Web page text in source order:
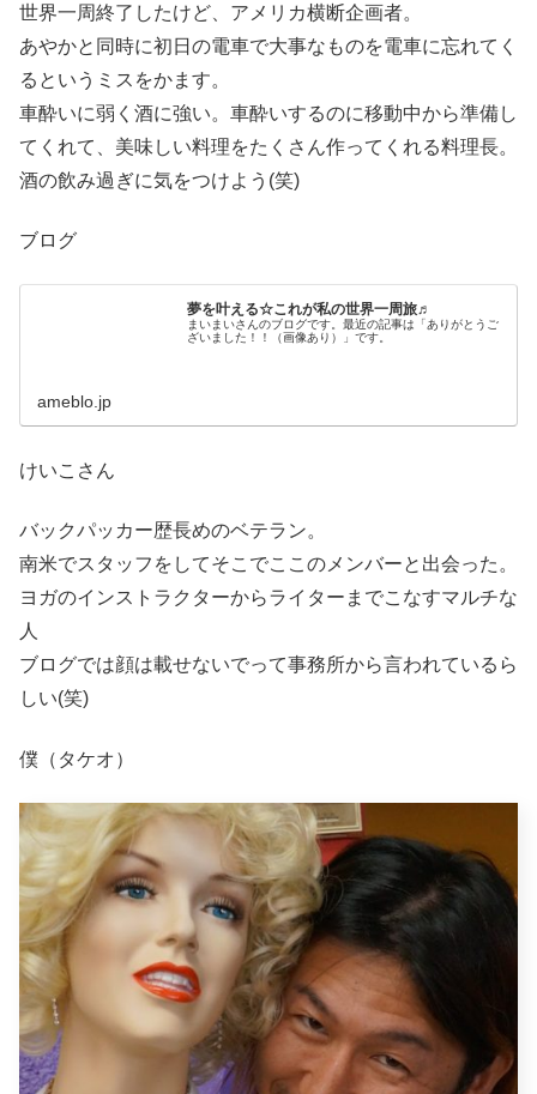
世界一周終了したけど、アメリカ横断企画者。
あやかと同時に初日の電車で大事なものを電車に忘れてく
るというミスをかます。
車酔いに弱く酒に強い。車酔いするのに移動中から準備し
てくれて、美味しい料理をたくさん作ってくれる料理長。
酒の飲み過ぎに気をつけよう(笑)
ブログ
夢を叶える☆これが私の世界一周旅♬
まいまいさんのブログです。最近の記事は「ありがとうご
ざいました！！（画像あり）」です。
ameblo.jp
けいこさん
バックパッカー歴長めのベテラン。
南米でスタッフをしてそこでここのメンバーと出会った。
ヨガのインストラクターからライターまでこなすマルチな
人
ブログでは顔は載せないでって事務所から言われているら
しい(笑)
僕（タケオ）